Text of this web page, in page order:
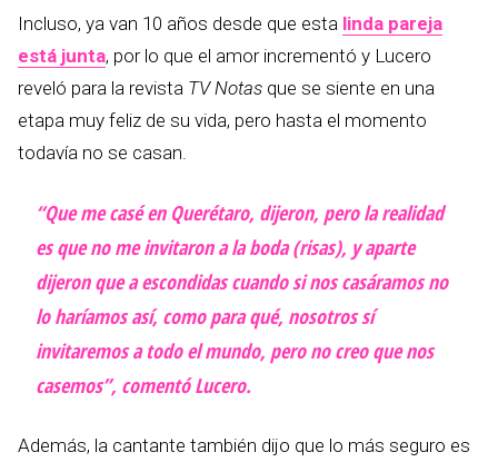
Incluso, ya van 10 años desde que esta linda pareja
está junta, por lo que el amor incrementó y Lucero
reveló para la revista TV Notas que se siente en una
etapa muy feliz de su vida, pero hasta el momento
todavía no se casan.
“Que me casé en Querétaro, dijeron, pero la realidad
es que no me invitaron a la boda (risas), y aparte
dijeron que a escondidas cuando si nos casáramos no
lo haríamos así, como para qué, nosotros sí
invitaremos a todo el mundo, pero no creo que nos
casemos”, comentó Lucero.
Además, la cantante también dijo que lo más seguro es